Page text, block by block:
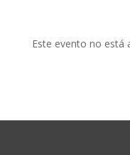
Este evento no está